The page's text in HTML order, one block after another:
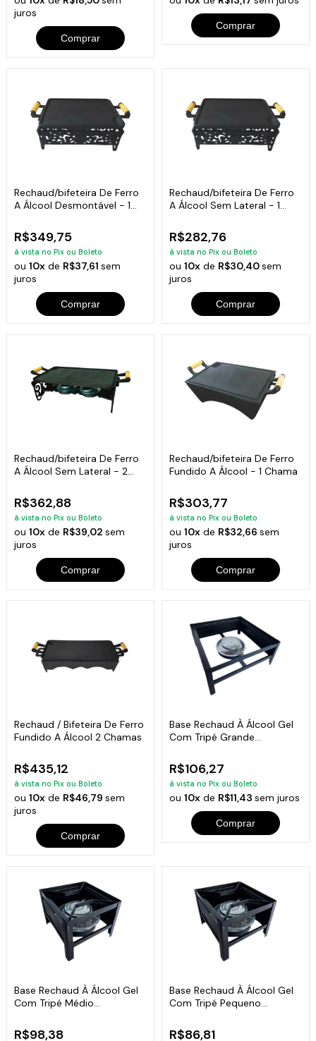
juros
Comprar
Comprar
Rechaud/bifeteira De Ferro
A Álcool Desmontável - 1
R$349,75
à vista no Pix ou Boleto
ou10x de R$37,61sem
juros
Comprar
Rechaud/bifeteira De Ferro
A Álcool Sem Lateral - 1
R$282,76
à vista no Pix ou Boleto
ou 10xde R$30,40sem
juros
Comprar
Rechaud/bifeteira De Ferro
A Álcool Sem Lateral - 2
R$362,88
à vista no Pix ou Boleto
ou10x de R$39,02sem
juros
Comprar
Rechaud/bifeteira De Ferro
Fundido A Álcool - 1 Chama
R$303,77
à vista no Pix ou Boleto
ou 10xde R$32,66 sem
juros
Comprar
Rechaud / Bifeteira De Ferro
Fundido A Álcool 2 Chamas
R$435,12
à vista no Pix ou Boleto
ou10x de R$46,79sem
juros
Comprar
Base Rechaud À Álcool Gel
Com Tripé Grande
R$106,27
à vista no Pix ou Boleto
ou 10xde R$11,43 sem juros
Comprar
Base Rechaud À Álcool Gel
Com Tripé Médio
R$98,38
Base Rechaud À Álcool Gel
Com Tripé Pequeno
R$86,81